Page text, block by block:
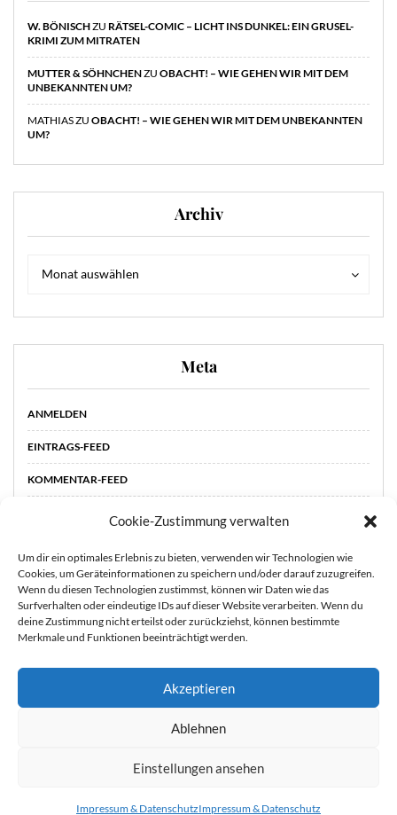
Cookie-Zustimmung verwalten
Um dir ein optimales Erlebnis zu bieten, verwenden wir Technologien wie
Cookies, um Geräteinformationen zu speichern und/oder darauf zuzugreifen.
Wenn du diesen Technologien zustimmst, können wir Daten wie das
Surfverhalten oder eindeutige IDs auf dieser Website verarbeiten. Wenn du
deine Zustimmung nicht erteilst oder zurückziehst, können bestimmte
Merkmale und Funktionen beeinträchtigt werden.
Akzeptieren
Ablehnen
Einstellungen ansehen
Impressum & DatenschutzImpressum & Datenschutz
W. BÖNISCHZU RÄTSEL-COMIC – LICHT INS DUNKEL: EIN GRUSEL-
KRIMI ZUM MITRATEN
MUTTER & SÖHNCHENZU OBACHT! – WIE GEHEN WIR MIT DEM
UNBEKANNTEN UM?
MATHIASZU OBACHT! – WIE GEHEN WIR MIT DEM UNBEKANNTEN
UM?
Archiv
Monat auswählen
Meta
ANMELDEN
EINTRAGS-FEED
KOMMENTAR-FEED
STARTSEITE
ÜBER
KOOPERATIONEN
Sie können die Erfassung Ihrer Daten durch Google Analytics
verhindern, indem Sie auf folgenden Link klicken. Es wird ein
Opt-Out-Cookie gesetzt, der die Erfassung Ihrer Daten bei
Analytics deaktivieren:Hier klicken um dich auszutragen.